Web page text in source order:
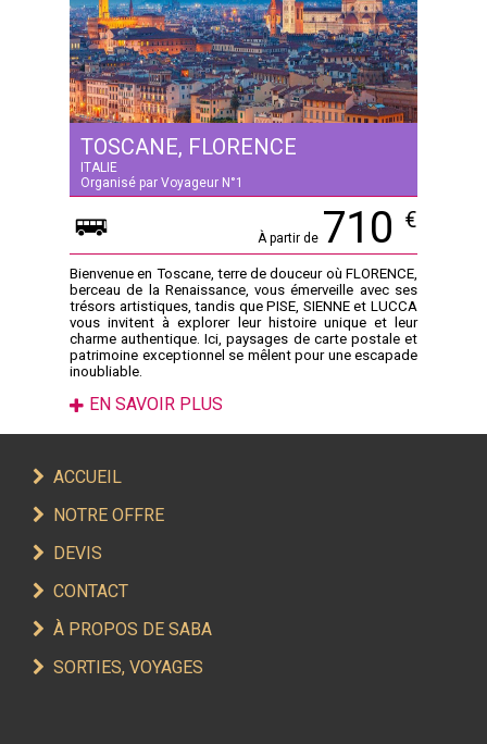
TOSCANE, FLORENCE
ITALIE
Organisé par Voyageur N°1
À partir de 710 €
Bienvenue en Toscane, terre de douceur où FLORENCE,
berceau de la Renaissance, vous émerveille avec ses
trésors artistiques, tandis que PISE, SIENNE et LUCCA
vous invitent à explorer leur histoire unique et leur
charme authentique. Ici, paysages de carte postale et
patrimoine exceptionnel se mêlent pour une escapade
inoubliable.
EN SAVOIR PLUS
ACCUEIL
NOTRE OFFRE
DEVIS
CONTACT
À PROPOS DE SABA
SORTIES, VOYAGES